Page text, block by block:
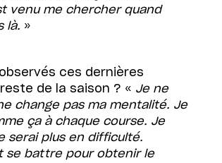
venu me chercher quand
là. »
ces dernières
de la saison ? « Je ne
change pas ma mentalité. Je
ça à chaque course. Je
serai plus en difficulté.
se battre pour obtenir le